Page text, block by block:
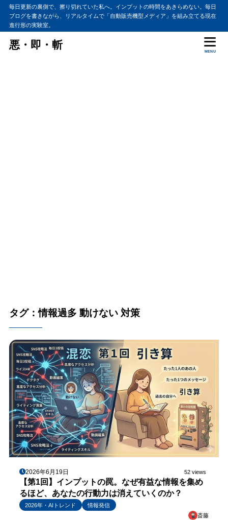
毎日更新の裏側で、擦り切れていた私へ。インプットの時間をあきらめない。毎日
ブログを書きながら、リアルタイムで「自動販売機型メディア」を組み立てる現在
進行形の実験室。
悪・即・斬
MENU
タグ：情報過多 動けない 対策
2026年6月19日 52 views
【第1回】インプットの罠。なぜ有益な情報を集め
るほど、あなたの行動力は消えていくのか？
2026年・AIトレンド
情報発信
斎藤